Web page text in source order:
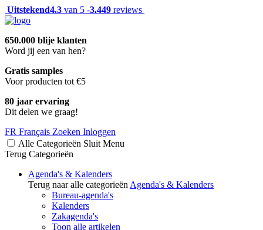
Uitstekend4.3 van 5 -3.449 reviews
650.000 blije klanten
Word jij een van hen?
Gratis samples
Voor producten tot €5
80 jaar ervaring
Dit delen we graag!
FR Français Zoeken Inloggen
Alle Categorieën Sluit Menu
Terug Categorieën
Agenda's & Kalenders
Terug naar alle categorieën Agenda's & Kalenders
Bureau-agenda's
Kalenders
Zakagenda's
Toon alle artikelen